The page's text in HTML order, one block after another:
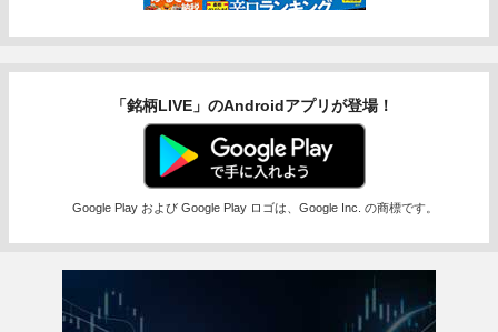
「銘柄LIVE」のAndroidアプリが登場！
Google Play および Google Play ロゴは、Google Inc. の商標です。